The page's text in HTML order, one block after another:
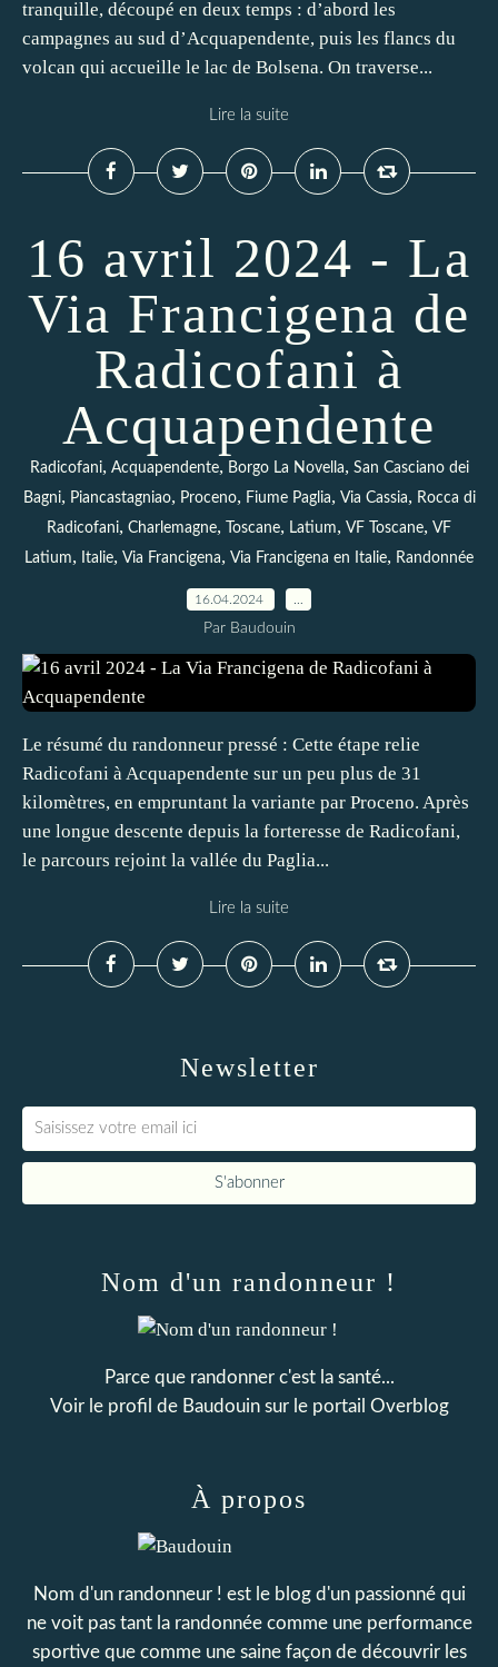
tranquille, découpé en deux temps : d’abord les
campagnes au sud d’Acquapendente, puis les flancs du
volcan qui accueille le lac de Bolsena. On traverse...
Lire la suite
16 avril 2024 - La
Via Francigena de
Radicofani à
Acquapendente
Radicofani, Acquapendente, Borgo La Novella, San Casciano dei
Bagni, Piancastagniao, Proceno, Fiume Paglia, Via Cassia, Rocca di
Radicofani, Charlemagne, Toscane, Latium, VF Toscane, VF
Latium, Italie, Via Francigena, Via Francigena en Italie, Randonnée
16.04.2024
Par Baudouin
Le résumé du randonneur pressé : Cette étape relie
Radicofani à Acquapendente sur un peu plus de 31
kilomètres, en empruntant la variante par Proceno. Après
une longue descente depuis la forteresse de Radicofani,
le parcours rejoint la vallée du Paglia...
Lire la suite
Newsletter
Nom d'un randonneur !
Parce que randonner c'est la santé...
Voir le profil de Baudouinsur le portail Overblog
À propos
Nom d'un randonneur ! est le blog d'un passionné qui
ne voit pas tant la randonnée comme une performance
sportive que comme une saine façon de découvrir les